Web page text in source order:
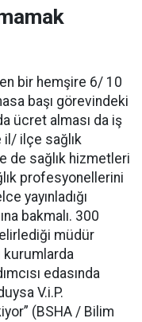
bir hemşire 6/ 10
başı görevindeki
ücret alması da iş
il/ ilçe sağlık
de sağlık hizmetleri
profesyonellerini
yayınladığı
bakmalı. 300
müdür
kurumlarda
edasında
V.i.P.
(BSHA / Bilim